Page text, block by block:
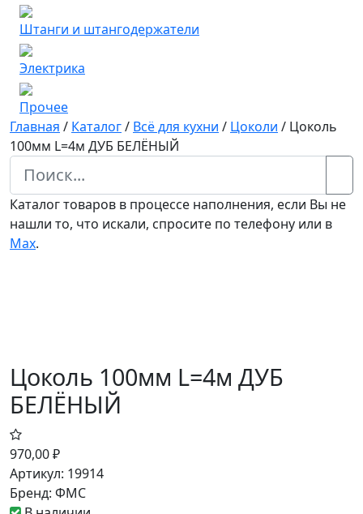
Штанги и штангодержатели
Электрика
Прочее
Главная / Каталог/ Всё для кухни / Цоколи / Цоколь
100мм L=4м ДУБ БЕЛЁНЫЙ
Каталог товаров в процессе наполнения, если Вы не
нашли то, что искали, спросите по телефону или в
Мах.
Цоколь 100мм L=4м ДУБ
БЕЛЁНЫЙ
970,00₽
Артикул: 19914
Бренд: ФМС